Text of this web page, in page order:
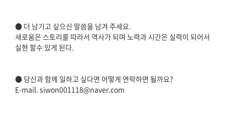
● 더 남기고 싶으신 말씀을 남겨 주세요.
새로움은 스토리를 따라서 역사가 되며 노력과 시간은 실력이 되어서
실현 할수 있게 된다.
● 당신과 함께 일하고 싶다면 어떻게 연락하면 될까요?
E-mail. siwon001118@naver.com